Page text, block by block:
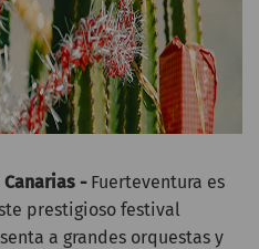
-Fuerteventura es
prestigioso festival
a grandes orquestas y